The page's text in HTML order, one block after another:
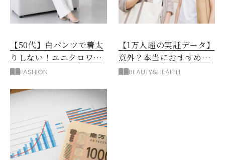
【50代】白パンツで着太
りしない！ユニクロワイ
ドパンツ夏の着回しテク
FASHION
【1万人超の実証データ】
意外？本当におすすめな
運動とストレス解消法と
BEAUTY&HEALTH